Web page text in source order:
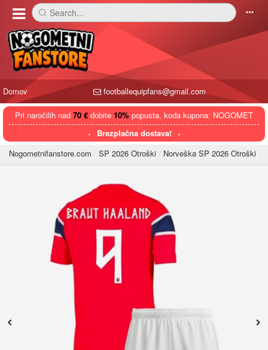
󰅼 Search... 󰄒
Domov footballequipfans@gmail.com
Pri naročilih nad 70 € dobite 10% popusta, koda kupona: NOGOMET
Brezplačna dostava!
Nogometnifanstore.com
SP 2026 Otroški Norveška SP 2026 Otroški